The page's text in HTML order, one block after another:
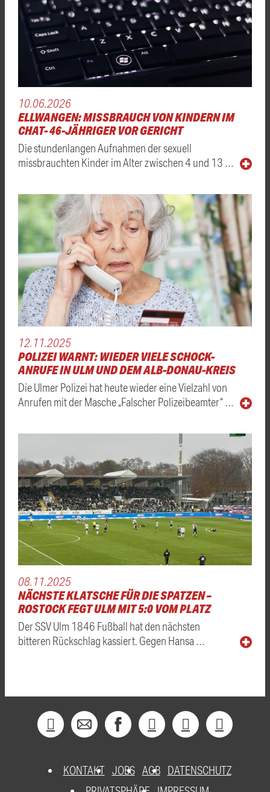
10.06.2026
ELLWANGEN: MISSBRAUCH VON KINDERN IM
CHAT- 46-JÄHRIGER VOR GERICHT
Die stundenlangen Aufnahmen der sexuell
missbrauchten Kinder im Alter zwischen 4 und 13 …
12.11.2025
POLIZEI WARNT: WIEDER VIELE SCHOCK-
ANRUFE IN ULM UND DEM ALB-DONAU-KREIS
Die Ulmer Polizei hat heute wieder eine Vielzahl von
Anrufen mit der Masche „Falscher Polizeibeamter“ …
08.11.2025
NÄCHSTE KLATSCHE FÜR DIE SPATZEN –
ROSTOCK FEGT ULM MIT 5:0 VOM PLATZ
Der SSV Ulm 1846 Fußball hat den nächsten
bitteren Rückschlag kassiert. Gegen Hansa …
KONTAKT JOBS AGB DATENSCHUTZ